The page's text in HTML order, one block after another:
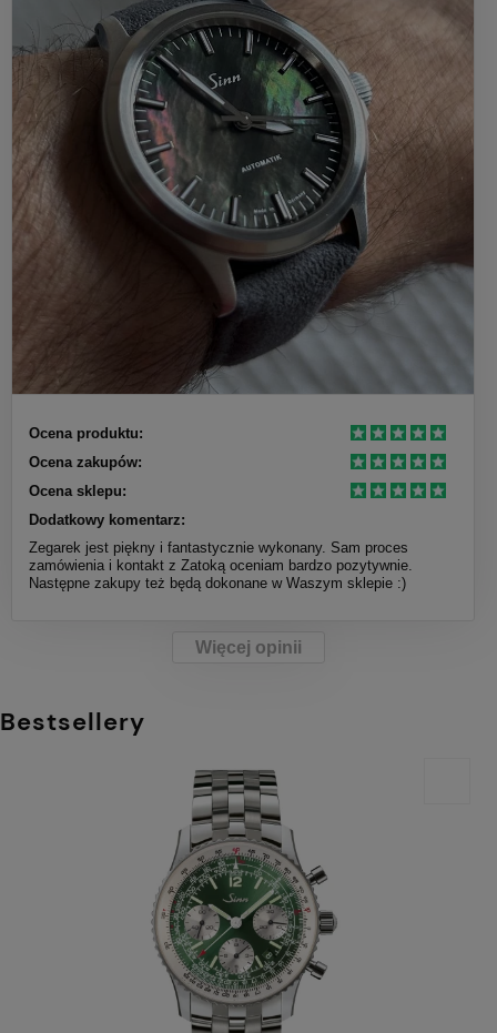
Ocena produktu:
Ocena zakupów:
Ocena sklepu:
Dodatkowy komentarz:
Zegarek jest piękny i fantastycznie wykonany. Sam proces
zamówienia i kontakt z Zatoką oceniam bardzo pozytywnie.
Następne zakupy też będą dokonane w Waszym sklepie :)
Więcej opinii
Bestsellery